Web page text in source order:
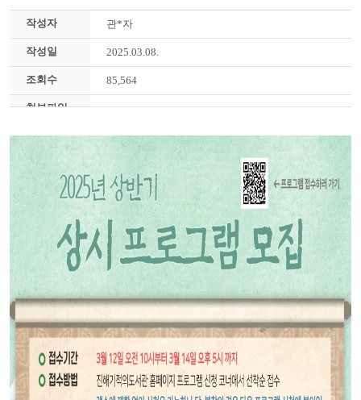
작성자 관*자
작성일 2025.03.08.
조회수 85,564
첨부파일